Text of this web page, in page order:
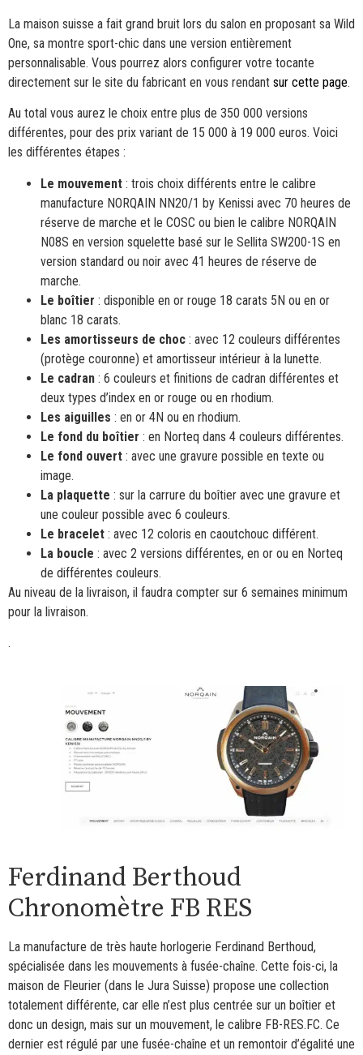
La maison suisse a fait grand bruit lors du salon en proposant sa Wild
One, sa montre sport-chic dans une version entièrement
personnalisable. Vous pourrez alors configurer votre tocante
directement sur le site du fabricant en vous rendant sur cette page.
Au total vous aurez le choix entre plus de 350 000 versions
différentes, pour des prix variant de 15 000 à 19 000 euros. Voici
les différentes étapes :
Le mouvement : trois choix différents entre le calibre
manufacture NORQAIN NN20/1 by Kenissi avec 70 heures de
réserve de marche et le COSC ou bien le calibre NORQAIN
N08S en version squelette basé sur le Sellita SW200-1S en
version standard ou noir avec 41 heures de réserve de
marche.
Le boîtier : disponible en or rouge 18 carats 5N ou en or
blanc 18 carats.
Les amortisseurs de choc : avec 12 couleurs différentes
(protège couronne) et amortisseur intérieur à la lunette.
Le cadran : 6 couleurs et finitions de cadran différentes et
deux types d’index en or rouge ou en rhodium.
Les aiguilles : en or 4N ou en rhodium.
Le fond du boîtier : en Norteq dans 4 couleurs différentes.
Le fond ouvert : avec une gravure possible en texte ou
image.
La plaquette : sur la carrure du boîtier avec une gravure et
une couleur possible avec 6 couleurs.
Le bracelet : avec 12 coloris en caoutchouc différent.
La boucle : avec 2 versions différentes, en or ou en Norteq
de différentes couleurs.
Au niveau de la livraison, il faudra compter sur 6 semaines minimum
pour la livraison.
.
Ferdinand Berthoud
Chronomètre FB RES
La manufacture de très haute horlogerie Ferdinand Berthoud,
spécialisée dans les mouvements à fusée-chaîne. Cette fois-ci, la
maison de Fleurier (dans le Jura Suisse) propose une collection
totalement différente, car elle n’est plus centrée sur un boîtier et
donc un design, mais sur un mouvement, le calibre FB-RES.FC. Ce
dernier est régulé par une fusée-chaîne et un remontoir d’égalité une